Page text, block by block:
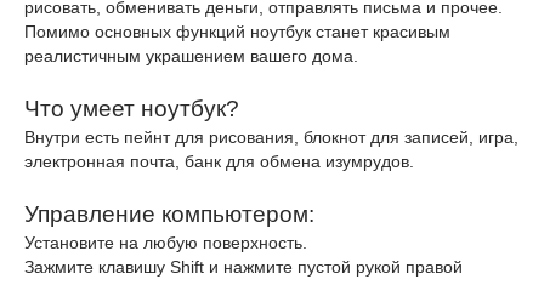
рисовать, обменивать деньги, отправлять письма и прочее.
Помимо основных функций ноутбук станет красивым
реалистичным украшением вашего дома.
Что умеет ноутбук?
Внутри есть пейнт для рисования, блокнот для записей, игра,
электронная почта, банк для обмена изумрудов.
Управление компьютером:
Установите на любую поверхность.
Зажмите клавишу Shift и нажмите пустой рукой правой